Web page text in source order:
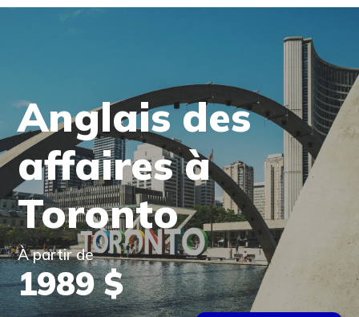
Anglais des
affaires à
Toronto
À partir de
1989 $